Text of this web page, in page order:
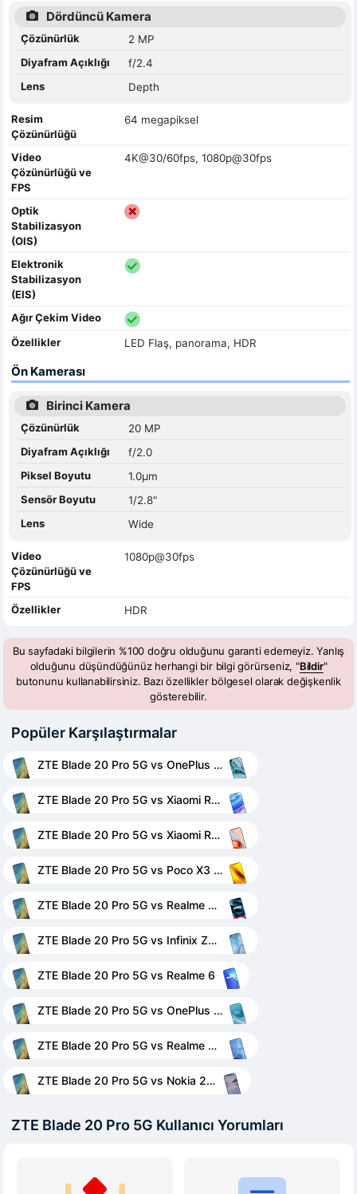
Dördüncü Kamera
Çözünürlük
2 MP
Diyafram Açıklığı
f/2.4
Lens
Depth
Resim
Çözünürlüğü
64 megapiksel
Video
Çözünürlüğü ve
FPS
4K@30/60fps, 1080p@30fps
Optik
Stabilizasyon
(OIS)
Elektronik
Stabilizasyon
(EIS)
Ağır Çekim Video
Özellikler
LED Flaş, panorama, HDR
Ön Kamerası
Birinci Kamera
Çözünürlük
20 MP
Diyafram Açıklığı
f/2.0
Piksel Boyutu
1.0µm
Sensör Boyutu
1/2.8"
Lens
Wide
Video
Çözünürlüğü ve
FPS
1080p@30fps
Özellikler HDR
Bu sayfadaki bilgilerin %100 doğru olduğunu garanti edemeyiz. Yanlış
olduğunu düşündüğünüz herhangi bir bilgi görürseniz, "Bildir"
butonunu kullanabilirsiniz. Bazı özellikler bölgesel olarak değişkenlik
gösterebilir.
Popüler Karşılaştırmalar
ZTE Blade 20 Pro 5G vs OnePlus Nord
ZTE Blade 20 Pro 5G vs Xiaomi Redmi 10X
ZTE Blade 20 Pro 5G vs Xiaomi Redmi Note 9 Pro 5G
ZTE Blade 20 Pro 5G vs Poco X3 NFC
ZTE Blade 20 Pro 5G vs Realme 7 Pro
ZTE Blade 20 Pro 5G vs Infinix Zero 8i
ZTE Blade 20 Pro 5G vs Realme 6
ZTE Blade 20 Pro 5G vs OnePlus 8T
ZTE Blade 20 Pro 5G vs Realme 7 5G
ZTE Blade 20 Pro 5G vs Nokia 2.4
ZTE Blade 20 Pro 5G Kullanıcı Yorumları